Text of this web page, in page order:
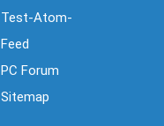
Test-Atom-
Feed
PC Forum
Sitemap